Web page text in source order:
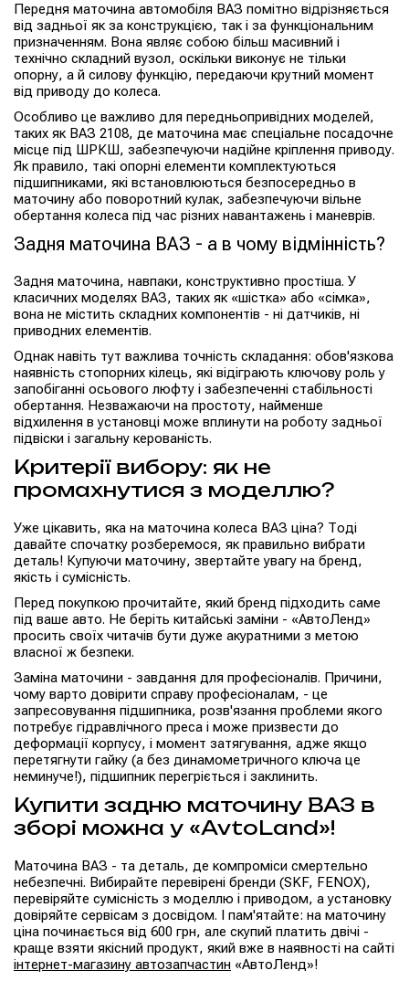
Передня маточина автомобіля ВАЗ помітно відрізняється
від задньої як за конструкцією, так і за функціональним
призначенням. Вона являє собою більш масивний і
технічно складний вузол, оскільки виконує не тільки
опорну, а й силову функцію, передаючи крутний момент
від приводу до колеса.
Особливо це важливо для передньопривідних моделей,
таких як ВАЗ 2108, де маточина має спеціальне посадочне
місце під ШРКШ, забезпечуючи надійне кріплення приводу.
Як правило, такі опорні елементи комплектуються
підшипниками, які встановлюються безпосередньо в
маточину або поворотний кулак, забезпечуючи вільне
обертання колеса під час різних навантажень і маневрів.
Задня маточина ВАЗ - а в чому відмінність?
Задня маточина, навпаки, конструктивно простіша. У
класичних моделях ВАЗ, таких як «шістка» або «сімка»,
вона не містить складних компонентів - ні датчиків, ні
приводних елементів.
Однак навіть тут важлива точність складання: обов'язкова
наявність стопорних кілець, які відіграють ключову роль у
запобіганні осьового люфту і забезпеченні стабільності
обертання. Незважаючи на простоту, найменше
відхилення в установці може вплинути на роботу задньої
підвіски і загальну керованість.
Критерії вибору: як не
промахнутися з моделлю?
Уже цікавить, яка на маточина колеса ВАЗ ціна? Тоді
давайте спочатку розберемося, як правильно вибрати
деталь! Купуючи маточину, звертайте увагу на бренд,
якість і сумісність.
Перед покупкою прочитайте, який бренд підходить саме
під ваше авто. Не беріть китайські заміни - «АвтоЛенд»
просить своїх читачів бути дуже акуратними з метою
власної ж безпеки.
Заміна маточини - завдання для професіоналів. Причини,
чому варто довірити справу професіоналам, - це
запресовування підшипника, розв'язання проблеми якого
потребує гідравлічного преса і може призвести до
деформації корпусу, і момент затягування, адже якщо
перетягнути гайку (а без динамометричного ключа це
неминуче!), підшипник перегріється і заклинить.
Купити задню маточину ВАЗ в
зборі можна у «AvtoLand»!
Маточина ВАЗ - та деталь, де компроміси смертельно
небезпечні. Вибирайте перевірені бренди (SKF, FENOX),
перевіряйте сумісність з моделлю і приводом, а установку
довіряйте сервісам з досвідом. І пам'ятайте: на маточину
ціна починається від 600 грн, але скупий платить двічі -
краще взяти якісний продукт, який вже в наявності на сайті
інтернет-магазину автозапчастин «АвтоЛенд»!